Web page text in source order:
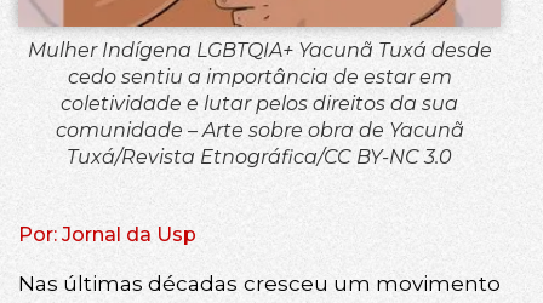
Mulher Indígena LGBTQIA+ Yacunã Tuxá desde
cedo sentiu a importância de estar em
coletividade e lutar pelos direitos da sua
comunidade – Arte sobre obra de Yacunã
Tuxá/Revista Etnográfica/CC BY-NC 3.0
Por: Jornal da Usp
Nas últimas décadas cresceu um movimento